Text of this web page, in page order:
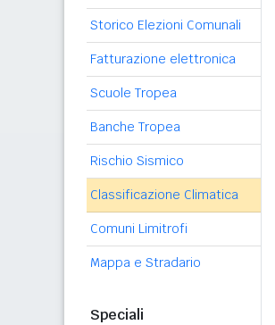
Storico Elezioni Comunali
Fatturazione elettronica
Scuole Tropea
Banche Tropea
Rischio Sismico
Classificazione Climatica
Comuni Limitrofi
Mappa e Stradario
Speciali